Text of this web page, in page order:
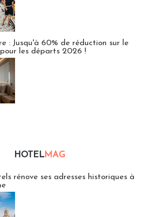
: Jusqu'à 60% de réduction sur le
les départs 2026 !
HOTELMAG
rénove ses adresses historiques à